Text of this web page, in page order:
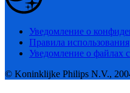
Уведомление о
Правила использования
Уведомление о файлах
© Koninklijke Philips N.V.,